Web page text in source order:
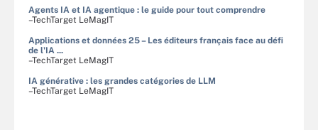
Agents IA et IA agentique : le guide pour tout comprendre
–TechTarget LeMagIT
Applications et données 25 – Les éditeurs français face au défi
de l'IA ...
–TechTarget LeMagIT
IA générative : les grandes catégories de LLM
–TechTarget LeMagIT